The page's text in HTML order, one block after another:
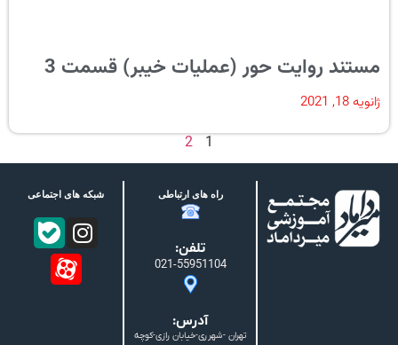
مستند روایت حور (عملیات خیبر) قسمت 3
ژانویه 18, 2021
1
2
راه های ارتباطی
تلفن:
021-55951104
آدرس:
تهران -شهرری-خیابان رازی-کوچه
شبکه های اجتماعی